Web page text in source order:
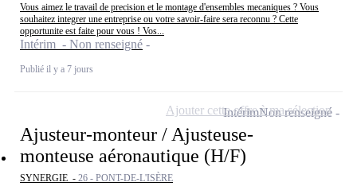
Vous aimez le travail de precision et le montage d'ensembles mecaniques ? Vous
souhaitez integrer une entreprise ou votre savoir-faire sera reconnu ? Cette
opportunite est faite pour vous ! Vos...
Intérim - Non renseigné
Publié il y a 7 jours
Ajusteur-monteur / Ajusteuse-
monteuse aéronautique (H/F)
SYNERGIE - 26 - PONT-DE-L'ISÈRE
IntérimNon renseigné
Ajouter cette offre à ma sélection